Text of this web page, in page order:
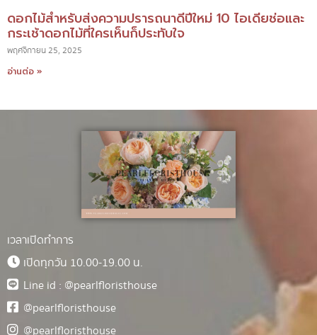
ดอกไม้สำหรับส่งความปรารถนาดีปีใหม่ 10 ไอเดียช่อและ
กระเช้าดอกไม้ที่ใครเห็นก็ประทับใจ
พฤศจิกายน 25, 2025
อ่านต่อ »
เวลาเปิดทำการ
เปิดทุกวัน 10.00-19.00 น.
Line id : @pearlfloristhouse
@pearlfloristhouse
@pearlfloristhouse